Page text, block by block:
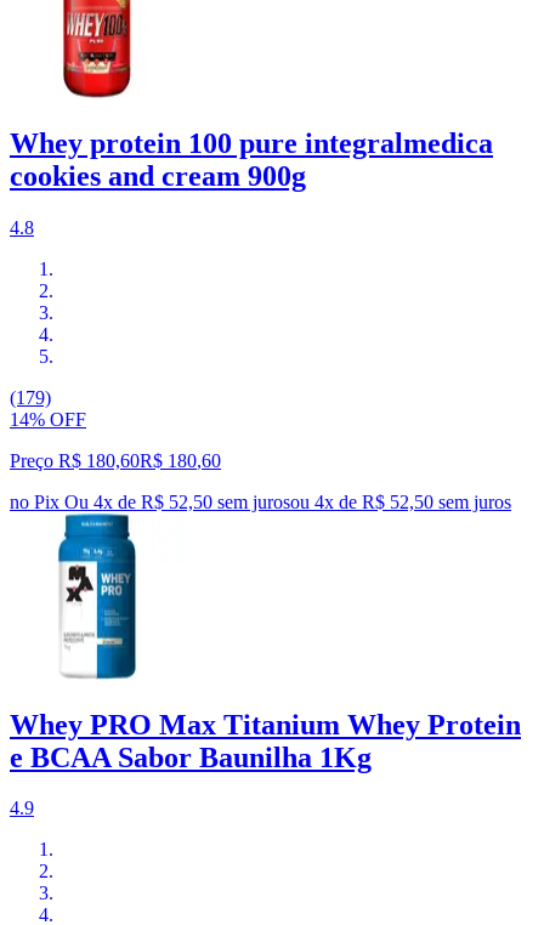
Whey protein 100 pure integralmedica
cookies and cream 900g
4.8
(179)
14% OFF
Preço R$ 180,60R$ 180,60
no Pix Ou 4x de R$ 52,50 sem jurosou 4x de R$ 52,50 sem juros
Whey PRO Max Titanium Whey Protein
e BCAA Sabor Baunilha 1Kg
4.9